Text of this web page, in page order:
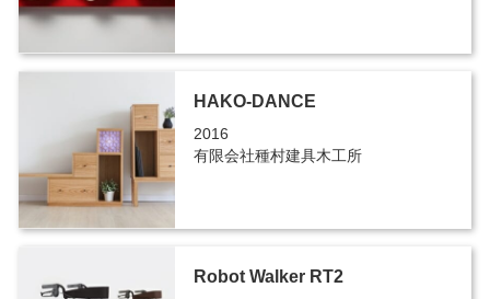
HAKO-DANCE
2016
有限会社種村建具木工所
Robot Walker RT2